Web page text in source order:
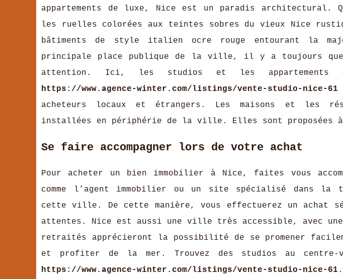
appartements de luxe, Nice est un paradis architectural.
les ruelles colorées aux teintes sobres du vieux Nice
bâtiments de style italien ocre rouge entourant la
principale place publique de la ville, il y a toujours
attention. Ici, les studios et les appartements
https://www.agence-winter.com/listings/vente-studio-nice-61
acheteurs locaux et étrangers. Les maisons et les
installées en périphérie de la ville. Elles sont proposées
Se faire accompagner lors de votre achat
Pour acheter un bien immobilier à Nice, faites vous
comme l’agent immobilier ou un site spécialisé dans la
cette ville. De cette manière, vous effectuerez un achat
attentes. Nice est aussi une ville très accessible, avec
retraités apprécieront la possibilité de se promener
et profiter de la mer. Trouvez des studios au
https://www.agence-winter.com/listings/vente-studio-nice-61 .